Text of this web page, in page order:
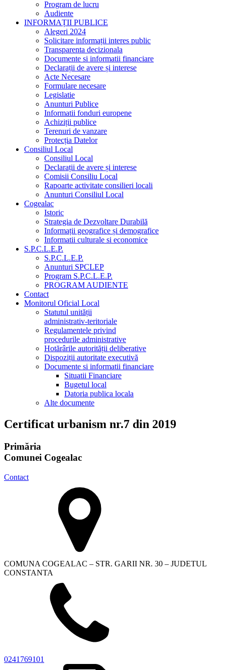
Program de lucru
Audiente
INFORMAȚII PUBLICE
Alegeri 2024
Solicitare informații interes public
Transparenta decizionala
Documente si informatii financiare
Declarații de avere și interese
Acte Necesare
Formulare necesare
Legislatie
Anunturi Publice
Informatii fonduri europene
Achiziții publice
Terenuri de vanzare
Protecția Datelor
Consiliul Local
Consiliul Local
Declarații de avere și interese
Comisii Consiliu Local
Rapoarte activitate consilieri locali
Anunturi Consiliul Local
Cogealac
Istoric
Strategia de Dezvoltare Durabilă
Informații geografice și demografice
Informatii culturale si economice
S.P.C.L.E.P.
S.P.C.L.E.P.
Anunturi SPCLEP
Program S.P.C.L.E.P.
PROGRAM AUDIENTE
Contact
Monitorul Oficial Local
Statutul unității
administrativ-teritoriale
Regulamentele privind
procedurile administrative
Hotărârile autorității deliberative
Dispoziții autoritate executivă
Documente si informatii financiare
Situatii Financiare
Bugetul local
Datoria publica locala
Alte documente
Certificat urbanism nr.7 din 2019
Primăria
Comunei Cogealac
Contact
COMUNA COGEALAC – STR. GARII NR. 30 – JUDETUL
CONSTANTA
0241769101